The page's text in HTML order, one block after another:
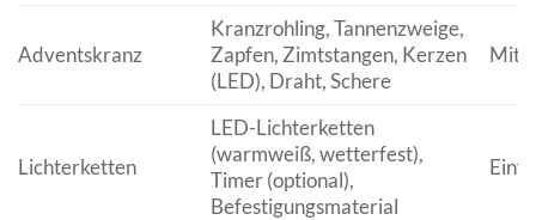
Adventskranz
Kranzrohling, Tannenzweige,
Zapfen, Zimtstangen, Kerzen
(LED), Draht, Schere
Lichterketten
LED-Lichterketten
(warmweiß, wetterfest),
Timer (optional),
Befestigungsmaterial